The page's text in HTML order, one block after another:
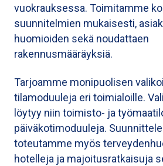
vuokrauksessa. Toimitamme
suunnitelmien mukaisesti,
huomioiden sekä noudattaen
rakennusmääräyksiä.
Tarjoamme monipuolisen
tilamoduuleja eri toimialoille.
löytyy niin toimisto- ja
päiväkotimoduuleja.
toteutamme myös
hotelleja ja majoitusratkaisuja